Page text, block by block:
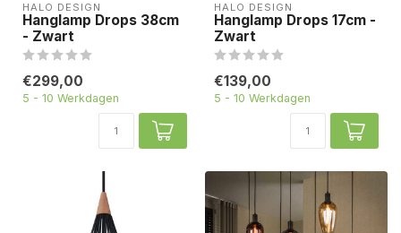
HALO DESIGN
Hanglamp Drops 38cm
- Zwart
€299,00
5 - 10 Werkdagen
HALO DESIGN
Hanglamp Drops 17cm -
Zwart
€139,00
5 - 10 Werkdagen